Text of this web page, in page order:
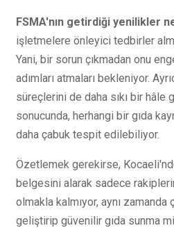
FSMA'nın getirdiği yenilikler
işletmelere önleyici tedbirler
Yani, bir sorun çıkmadan onu
adımları atmaları bekleniyor.
süreçlerini de daha sıkı bir hâle
sonucunda, herhangi bir gıda
daha çabuk tespit edilebiliyor.
Özetlemek gerekirse,
belgesini alarak sadece
olmakla kalmıyor, aynı zamanda
geliştirip güvenilir gıda sunma